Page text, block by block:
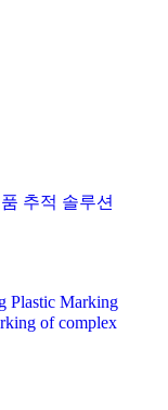
추적 솔루션
Plastic Marking
of complex